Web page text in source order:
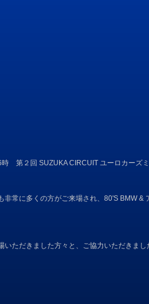
時 第２回 SUZUKA CIRCUIT ユーロカーズ
非常に多くの方がご来場され、80'S BMW &
いただきました方々と、ご協力いただきま